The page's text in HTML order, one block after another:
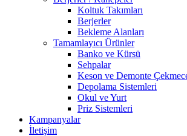
Koltuk Takımları
Berjerler
Bekleme Alanları
Tamamlayıcı Ürünler
Banko ve Kürsü
Sehpalar
Keson ve Demonte
Depolama Sistemleri
Okul ve Yurt
Priz Sistemleri
Kampanyalar
İletişim